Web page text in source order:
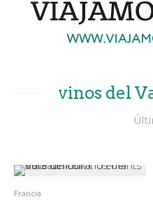
vinos del
Francia